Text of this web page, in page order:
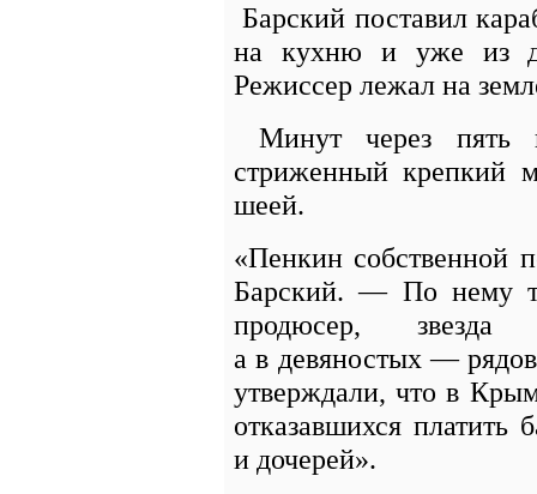
Барский поставил
на кухню и уже из
Режиссер лежал на
Минут через пять
стриженный крепкий
шеей.
«Пенкин собственной
Барский. — По нему
продюсер,
а в девяностых —
утверждали, что в
отказавшихся платить
и дочерей».